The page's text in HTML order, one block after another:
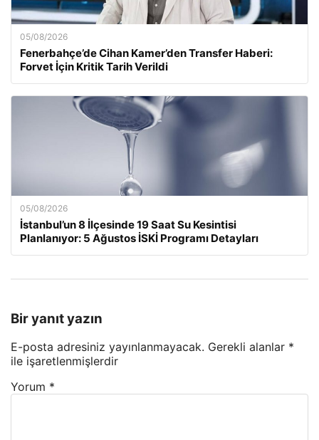
05/08/2026
Fenerbahçe’de Cihan Kamer’den Transfer Haberi:
Forvet İçin Kritik Tarih Verildi
05/08/2026
İstanbul’un 8 İlçesinde 19 Saat Su Kesintisi
Planlanıyor: 5 Ağustos İSKİ Programı Detayları
Bir yanıt yazın
E-posta adresiniz yayınlanmayacak. Gerekli alanlar *
ile işaretlenmişlerdir
Yorum *